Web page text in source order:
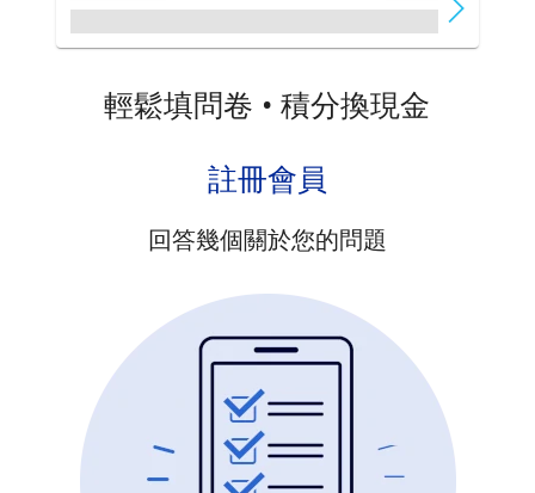
輕鬆填問卷 • 積分換現金
註冊會員
回答幾個關於您的問題